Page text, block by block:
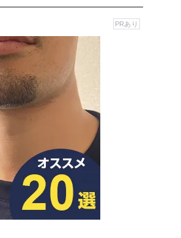
PRあり